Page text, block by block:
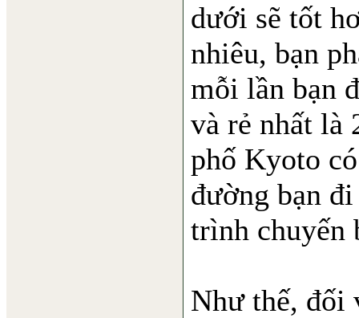
dưới sẽ tốt
nhiêu, bạn
mỗi lần bạn
và rẻ nhất là
phố Kyoto
đường bạn
trình chuyến
Như thế, đối